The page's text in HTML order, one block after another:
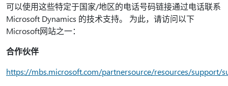
可以使用这些特定于国家/地区的电话号码链接通过电话联系
Microsoft Dynamics 的技术支持。 为此，请访问以下
Microsoft网站之一：
合作伙伴
https://mbs.microsoft.com/partnersource/resources/